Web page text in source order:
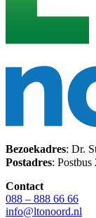
Bezoekadres: Dr.
Postadres:
Contact
088 – 888 66 66
info@ltonoord.nl